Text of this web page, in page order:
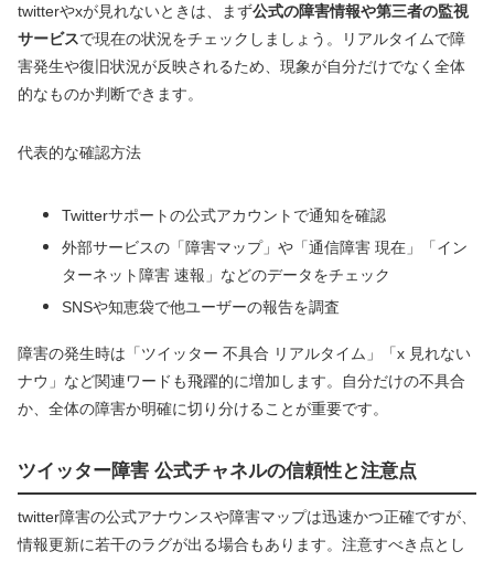
twitterやxが見れないときは、まず公式の障害情報や第三者の監視
サービスで現在の状況をチェックしましょう。リアルタイムで障
害発生や復旧状況が反映されるため、現象が自分だけでなく全体
的なものか判断できます。
代表的な確認方法
Twitterサポートの公式アカウントで通知を確認
外部サービスの「障害マップ」や「通信障害 現在」「イン
ターネット障害 速報」などのデータをチェック
SNSや知恵袋で他ユーザーの報告を調査
障害の発生時は「ツイッター 不具合 リアルタイム」「x 見れない
ナウ」など関連ワードも飛躍的に増加します。自分だけの不具合
か、全体の障害か明確に切り分けることが重要です。
ツイッター障害 公式チャネルの信頼性と注意点
twitter障害の公式アナウンスや障害マップは迅速かつ正確ですが、
情報更新に若干のラグが出る場合もあります。注意すべき点とし